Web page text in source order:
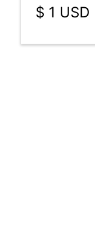
$ 1